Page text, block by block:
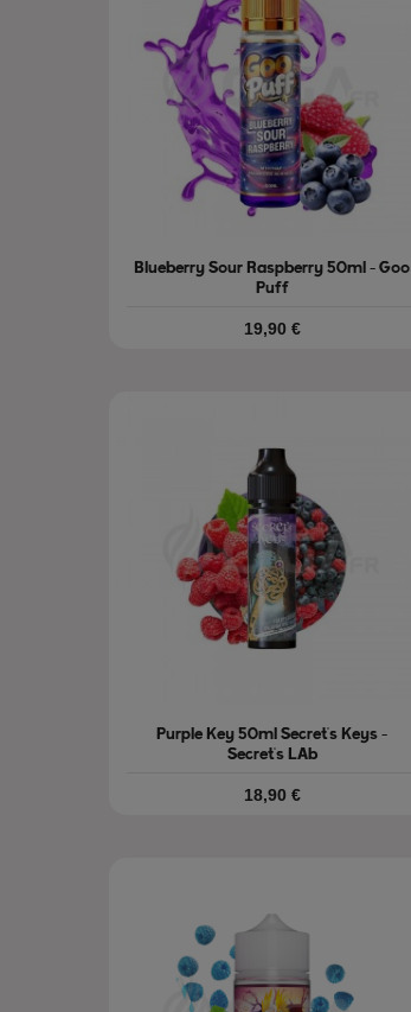
Blueberry Sour Raspberry 50ml - Goo
Puff
Prix
19,90 €
Purple Key 50ml Secret's Keys -
Secret's LAb
Prix
18,90 €